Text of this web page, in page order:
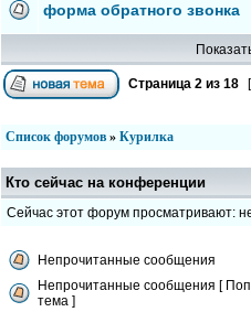
форма обратного звонка
Страница 2 из 18
Список форумов » Курилка
Кто сейчас на конференции
Сейчас этот форум просматривают:
Непрочитанные сообщения
Непрочитанные сообщения [
тема ]